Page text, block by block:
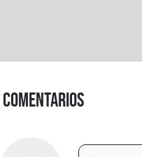
Comentarios